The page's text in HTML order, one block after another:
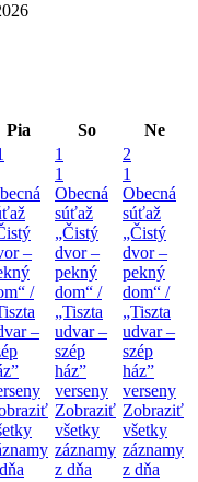
Pia So
Ne
–
/
–
1
1
Obecná
súťaž
„Čistý
dvor –
pekný
dom“ /
„Tiszta
udvar –
szép
ház”
verseny
Zobraziť
všetky
záznamy
z dňa
2
1
Obecná
súťaž
„Čistý
dvor –
pekný
dom“ /
„Tiszta
udvar –
szép
ház”
verseny
Zobraziť
všetky
záznamy
z dňa